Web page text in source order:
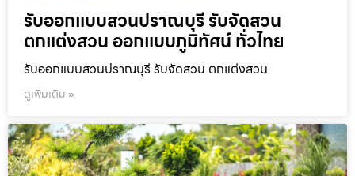
รับออกแบบสวนปราณบุรี รับจัดสวน
ตกแต่งสวน ออกแบบภูมิทัศน์ ทั่วไทย
รับออกแบบสวนปราณบุรี รับจัดสวน ตกแต่งสวน
ดูเพิ่มเติม »